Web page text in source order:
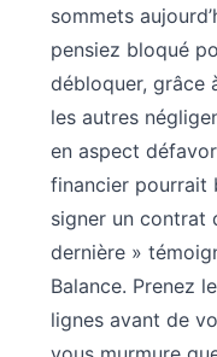
sommets
pensiez bloqué
débloquer, grâce
les autres
en aspect
financier pourrait
signer un contrat
dernière »
Balance. Prenez
lignes avant de